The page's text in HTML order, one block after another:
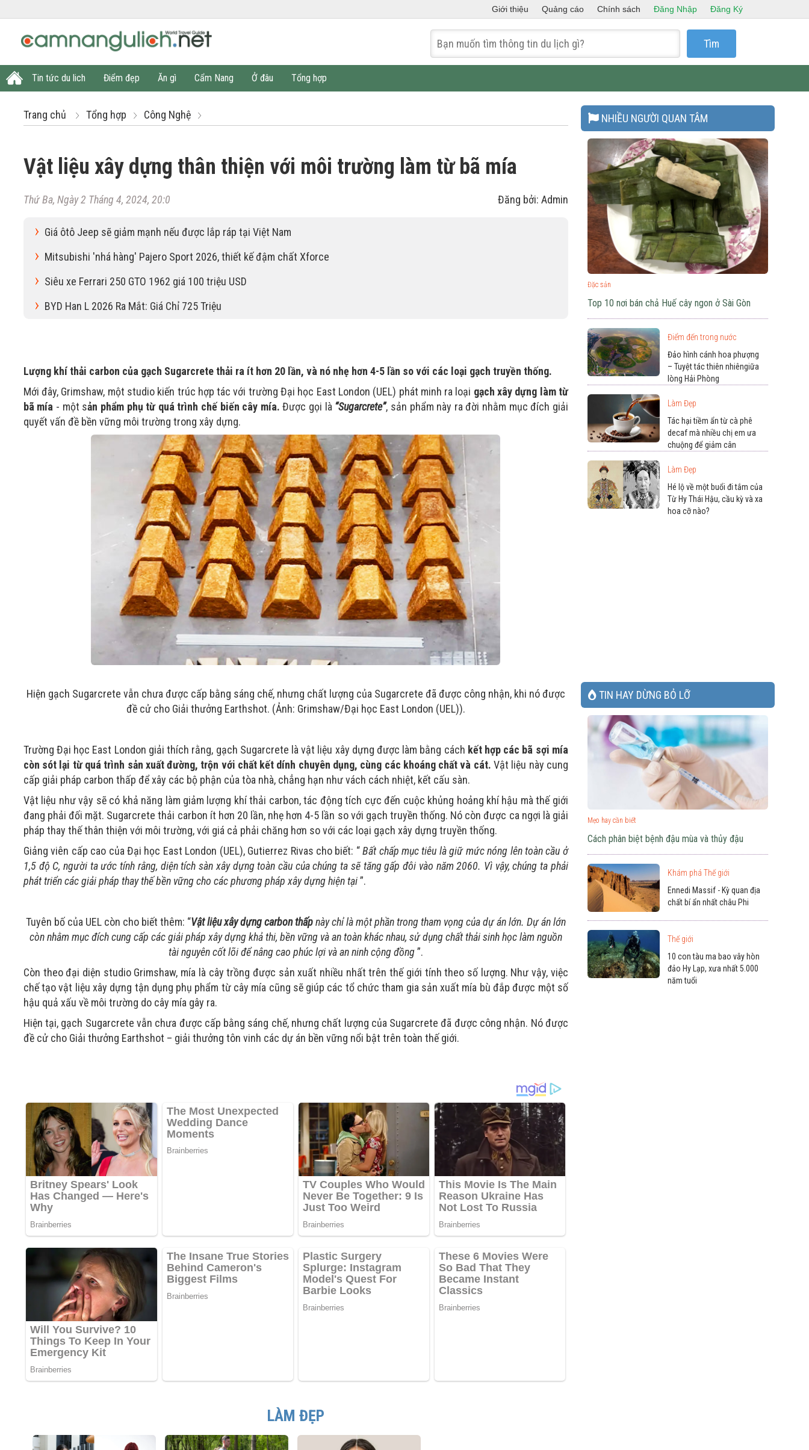
Giới thiệu Quảng cáo Chính sách Đăng Nhập Đăng Ký
Tìm
Tin tức du lich Điểm đẹp Ăn gì Cẩm Nang Ở đâu Tổng hợp
Trang chủ Tổng hợp Công Nghệ
Vật liệu xây dựng thân thiện với môi trường làm từ bã mía
Thứ Ba, Ngày 2 Tháng 4, 2024, 20:0 Đăng bởi: Admin
Giá ôtô Jeep sẽ giảm mạnh nếu được lắp ráp tại Việt Nam
Mitsubishi 'nhá hàng' Pajero Sport 2026, thiết kế đậm chất Xforce
Siêu xe Ferrari 250 GTO 1962 giá 100 triệu USD
BYD Han L 2026 Ra Mắt: Giá Chỉ 725 Triệu
Lượng khí thải carbon của gạch Sugarcrete thải ra ít hơn 20 lần, và nó nhẹ hơn 4-5 lần so với các loại gạch truyền thống.
Mới đây, Grimshaw, một studio kiến ​​trúc hợp tác với trường Đại học East London (UEL) phát minh ra loại gạch xây dựng làm từ
bã mía - một sản phẩm phụ từ quá trình chế biến cây mía. Được gọi là “Sugarcrete”, sản phẩm này ra đời nhằm mục đích giải
quyết vấn đề bền vững môi trường trong xây dựng.
Hiện gạch Sugarcrete vẫn chưa được cấp bằng sáng chế, nhưng chất lượng của Sugarcrete đã được công nhận, khi nó được
đề cử cho Giải thưởng Earthshot. (Ảnh: Grimshaw/Đại học East London (UEL)).
Trường Đại học East London giải thích rằng, gạch Sugarcrete là vật liệu xây dựng được làm bằng cách kết hợp các bã sợi mía
còn sót lại từ quá trình sản xuất đường, trộn với chất kết dính chuyên dụng, cùng các khoáng chất và cát. Vật liệu này cung
cấp giải pháp carbon thấp để xây các bộ phận của tòa nhà, chẳng hạn như vách cách nhiệt, kết cấu sàn.
Vật liệu như vậy sẽ có khả năng làm giảm lượng khí thải carbon, tác động tích cực đến cuộc khủng hoảng khí hậu mà thế giới
đang phải đối mặt. Sugarcrete thải carbon ít hơn 20 lần, nhẹ hơn 4-5 lần so với gạch truyền thống. Nó còn được ca ngợi là giải
pháp thay thế thân thiện với môi trường, với giá cả phải chăng hơn so với các loại gạch xây dựng truyền thống.
Giảng viên cấp cao của Đại học East London (UEL), Gutierrez Rivas cho biết: “Bất chấp mục tiêu là giữ mức nóng lên toàn cầu ở
1,5 độ C, người ta ước tính rằng, diện tích sàn xây dựng toàn cầu của chúng ta sẽ tăng gấp đôi vào năm 2060. Vì vậy, chúng ta phải
phát triển các giải pháp thay thế bền vững cho các phương pháp xây dựng hiện tại”.
Tuyên bố của UEL còn cho biết thêm: “Vật liệu xây dựng carbon thấpnày chỉ là một phần trong tham vọng của dự án lớn. Dự án lớn
còn nhằm mục đích cung cấp các giải pháp xây dựng khả thi, bền vững và an toàn khác nhau, sử dụng chất thải sinh học làm nguồn
tài nguyên cốt lõi để nâng cao phúc lợi và an ninh cộng đồng”.
Còn theo đại diện studio Grimshaw, mía là cây trồng được sản xuất nhiều nhất trên thế giới tính theo số lượng. Như vậy, việc
chế tạo vật liệu xây dựng tận dụng phụ phẩm từ cây mía cũng sẽ giúp các tổ chức tham gia sản xuất mía bù đắp được một số
hậu quả xấu về môi trường do cây mía gây ra.
Hiện tại, gạch Sugarcrete vẫn chưa được cấp bằng sáng chế, nhưng chất lượng của Sugarcrete đã được công nhận. Nó được
đề cử cho Giải thưởng Earthshot – giải thưởng tôn vinh các dự án bền vững nổi bật trên toàn thế giới.
LÀM ĐẸP
NHIỀU NGƯỜI QUAN TÂM
Đặc sản
Top 10 nơi bán chả Huế cây ngon ở Sài Gòn
Điểm đến trong nước
Đảo hình cánh hoa phượng
– Tuyệt tác thiên nhiêngiữa
lòng Hải Phòng
Làm Đẹp
Tác hại tiềm ẩn từ cà phê
decaf mà nhiều chị em ưa
chuộng để giảm cân
Làm Đẹp
Hé lộ về một buổi đi tắm của
Từ Hy Thái Hậu, cầu kỳ và xa
hoa cỡ nào?
TIN HAY DỪNG BỎ LỠ
Mẹo hay cần biết
Cách phân biệt bệnh đậu mùa và thủy đậu
Khám phá Thế giới
Ennedi Massif - Kỳ quan địa
chất bí ẩn nhất châu Phi
Thế giới
10 con tàu ma bao vây hòn
đảo Hy Lạp, xưa nhất 5.000
năm tuổi